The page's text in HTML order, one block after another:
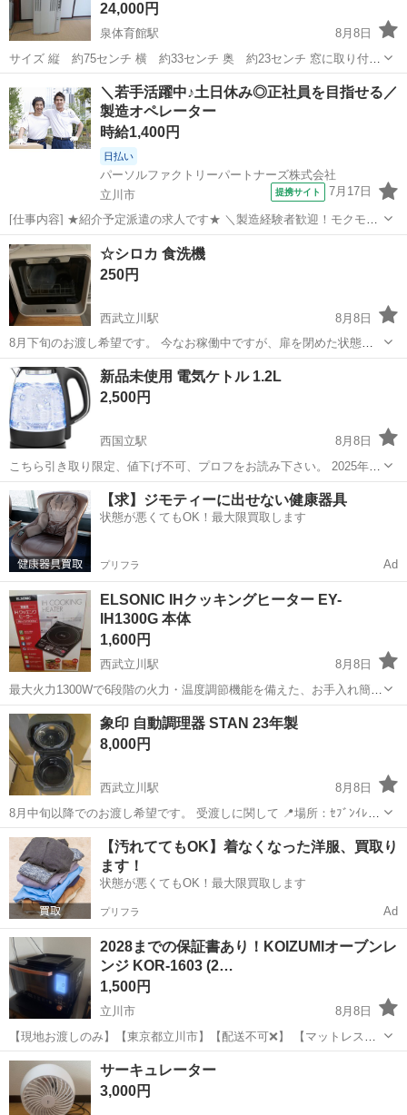
24,000円
泉体育館駅
8月8日
サイズ 縦 約75センチ 横 約33センチ 奥 約23センチ 窓に取り付け
て使用するタイプのルームエアコンですぐにご利用頂けます。 【状
態】 ・動作確認済み ・冷房運転確認済み ・中古品のため、使用に伴
う...
泉体育館駅 季節、空調家電
＼若手活躍中♪土日休み◎正社員を目指せる／
製造オペレーター
時給1,400円
日払い
パーソルファクトリーパートナーズ株式会社
立川市
提携サイト 7月17日
[仕事内容] ★紹介予定派遣の求人です★ ＼製造経験者歓迎！モクモク
作業◎／ ◎プラスチックの押出成形や梱包などの製造業務を担当いた
だきます。 ◎空調完備の職場で、無理のない作業環境が整っていま
す。 ◎製造経験者であれば安...
東京 立川市
☆シロカ 食洗機
250円
西武立川駅
8月8日
8月下旬のお渡し希望です。 今なお稼働中ですが、扉を閉めた状態で
のボタン操作が難しいため、ジャンクとさせて下さい。汚れ等ありま
す。現状手渡しでお願い致します。 現状は扉を開いた状態で、画像2
枚目の上部白◯ポッチを箸のよう...
東京 立川市 西武立川駅 キッチン家電
新品未使用 電気ケトル 1.2L
2,500円
西国立駅
8月8日
こちら引き取り限定、値下げ不可、プロフをお読み下さい。 2025年1
月に入手した新品未使用品です。 頂き物ですが使用しないため、お譲
り致します。4.5千円する品です。 耐熱ガラスで中の沸騰している様子
がわかります。...
東京 立川市 西国立駅 キッチン家電 電気ケトル
【求】ジモティーに出せない健康器具
状態が悪くてもOK！最大限買取します
プリフラ Ad
ELSONIC IHクッキングヒーター EY-
IH1300G 本体
1,600円
西武立川駅
8月8日
最大火力1300Wで6段階の火力・温度調節機能を備えた、お手入れ簡単
なガラストップ採用の卓上IH調理器です。 - ブランド: ELSONIC - 型
番: EY-IH1300G 🈹現在出品している他の2000円以上の商品と...
東京 立川市 西武立川駅 キッチン家電 ヒーター
象印 自動調理器 STAN 23年製
8,000円
西武立川駅
8月8日
8月中旬以降でのお渡し希望です。 受渡しに関して 📍場所：ｾﾌﾞﾝｲﾚﾌﾞ
ﾝ松中団地北店を希望 📆日時：最初にご希望日時を添えてお問い合わ
せください。
東京 立川市 西武立川駅 キッチン家電
【汚れててもOK】着なくなった洋服、買取り
ます！
状態が悪くてもOK！最大限買取します
プリフラ Ad
2028までの保証書あり！KOIZUMIオーブンレ
ンジ KOR-1603 (2…
1,500円
立川市
8月8日
【現地お渡しのみ】【東京都立川市】【配送不可❌】 【マットレス、
冷蔵庫、洗濯機も出品します！おまとめ大歓迎。】 8/4以降でスケジュ
ール合う方にお譲りします。 故障なし、動作確認済み メーカー：
KOIZUMI / コイ...
東京 立川市 キッチン家電
サーキュレーター
3,000円